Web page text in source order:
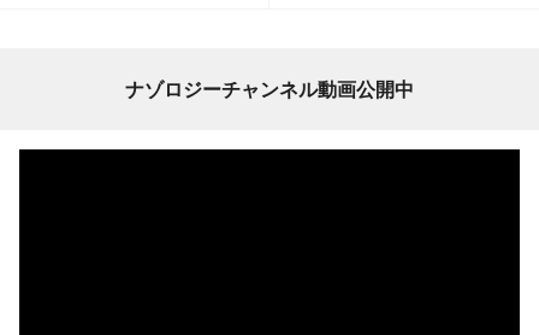
ナゾロジーチャンネル動画公開中